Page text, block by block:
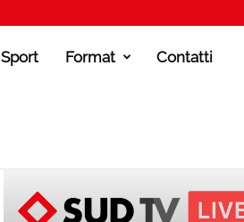
Sport Format Contatti